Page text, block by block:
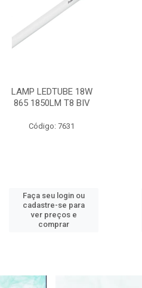
LAMP LEDTUBE 18W
865 1850LM T8 BIV
Código: 7631
Faça seu login ou
cadastre-se para
ver preços e
comprar